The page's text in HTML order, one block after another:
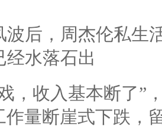
波后，周杰伦私生
经水落石出
，收入基本断了”
作量断崖式下跌，